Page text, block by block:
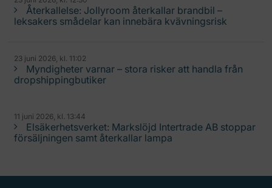
Återkallelse: Jollyroom återkallar brandbil –
leksakers smådelar kan innebära kvävningsrisk
23 juni 2026, kl. 11:02
Myndigheter varnar – stora risker att handla från
dropshippingbutiker
11 juni 2026, kl. 13:44
Elsäkerhetsverket: Markslöjd Intertrade AB stoppar
försäljningen samt återkallar lampa